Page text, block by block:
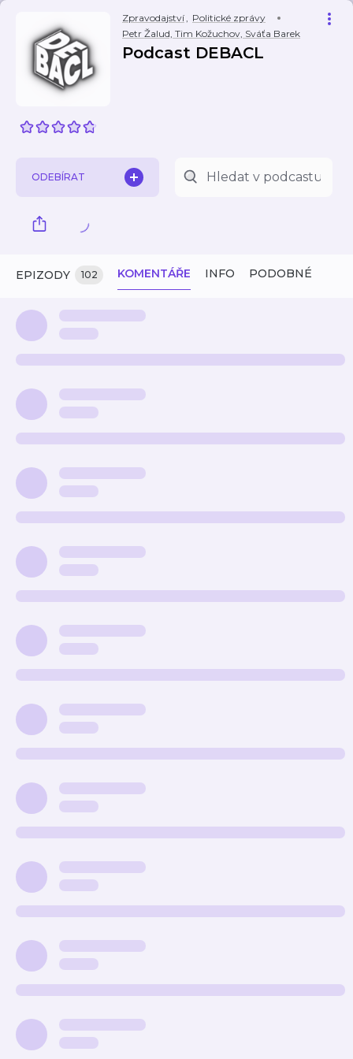
Zpravodajství, Politické zprávy
Petr Žalud, Tim Kožuchov, Sváťa Barek
Podcast DEBACL
ODEBÍRAT
EPIZODY 102 KOMENTÁŘE INFO PODOBNÉ